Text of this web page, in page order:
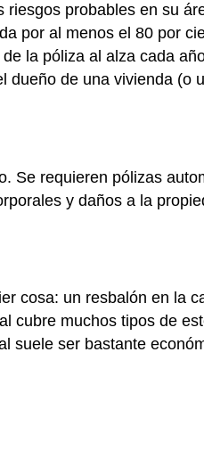
probables en su
por al menos el 80 por
la póliza al alza cada
de una vivienda (o
Se requieren pólizas
y daños a la
cosa: un resbalón en la
cubre muchos tipos de
ser bastante